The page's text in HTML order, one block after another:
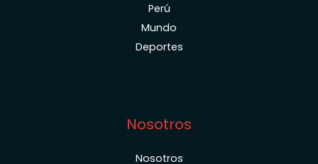
Perú
Mundo
Deportes
Nosotros
Nosotros